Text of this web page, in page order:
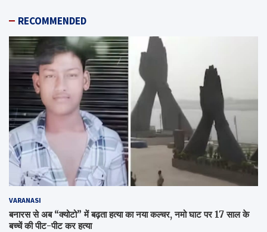
RECOMMENDED
VARANASI
बनारस से अब “क्योटो” में बढ़ता हत्या का नया कल्चर, नमो घाट पर 17 साल के
बच्चें की पीट-पीट कर हत्या